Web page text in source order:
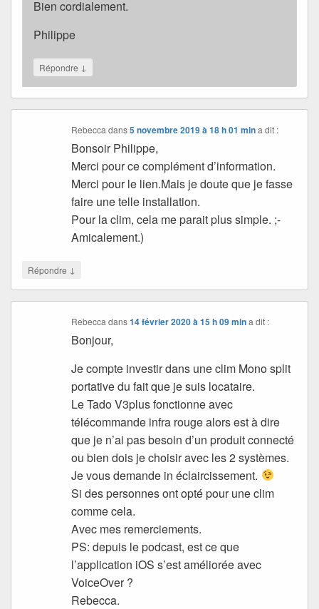
Bien cordialement.
Philippe
Répondre ↓
Rebecca dans5 novembre 2019 à 18 h 01 min a dit :
Bonsoir Philippe,
Merci pour ce complément d’information.
Merci pour le lien.Mais je doute que je fasse
faire une telle installation.
Pour la clim, cela me parait plus simple. ;-
Amicalement.)
Répondre ↓
Rebecca dans14 février 2020 à 15 h 09 min a dit :
Bonjour,
Je compte investir dans une clim Mono split
portative du fait que je suis locataire.
Le Tado V3plus fonctionne avec
télécommande infra rouge alors est à dire
que je n’ai pas besoin d’un produit connecté
ou bien dois je choisir avec les 2 systèmes.
Je vous demande in éclaircissement.
Si des personnes ont opté pour une clim
comme cela.
Avec mes remerciements.
PS: depuis le podcast, est ce que
l’application iOS s’est améliorée avec
VoiceOver ?
Rebecca.